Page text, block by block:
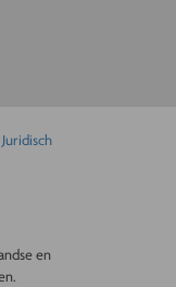
Juridisch
en